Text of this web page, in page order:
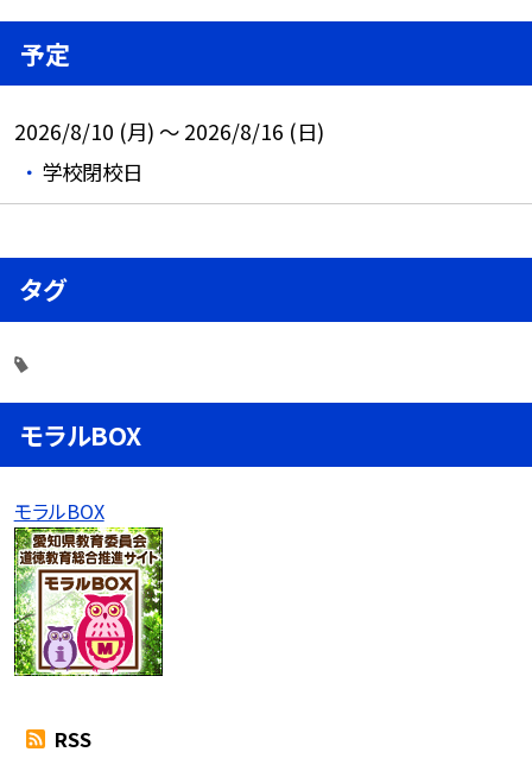
予定
2026/8/10 (月) ～ 2026/8/16 (日)
学校閉校日
タグ
モラルBOX
モラルBOX
RSS